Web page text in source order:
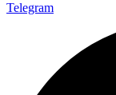
Telegram